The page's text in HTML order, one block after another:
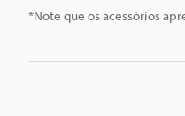
*Note que os acessórios